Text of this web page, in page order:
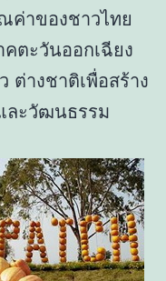
ค่าของชาวไทย
ตะวันออกเฉียง
ต่างชาติเพื่อสร้าง
ละวัฒนธรรม